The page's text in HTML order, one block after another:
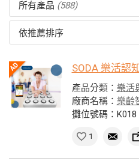
所有產品 (588)
依推薦排序
SODA 樂活認
產品分類： 樂活
廠商名稱： 樂齡
攤位號碼：K018
1